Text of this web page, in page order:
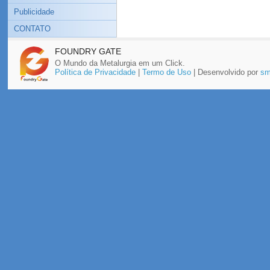
Publicidade
CONTATO
FOUNDRY GATE
O Mundo da Metalurgia em um Click.
Política de Privacidade| Termo de Uso| Desenvolvido por